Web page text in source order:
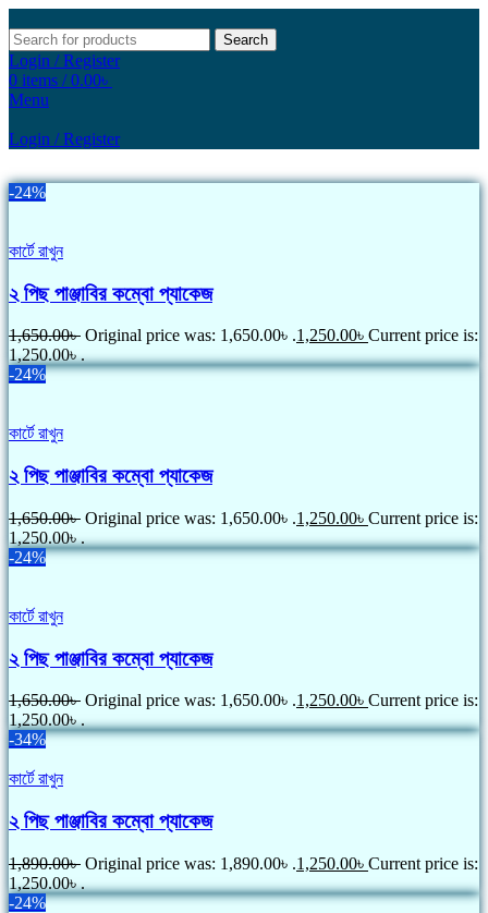
Search
Login / Register
0 items / 0.00৳
Menu
Login / Register
-24%
কার্টে রাখুন
২ পিছ পাঞ্জাবির কম্বো প্যাকেজ
1,650.00৳ Original price was: 1,650.00৳ .1,250.00৳ Current price is:
1,250.00৳ .
-24%
কার্টে রাখুন
২ পিছ পাঞ্জাবির কম্বো প্যাকেজ
1,650.00৳ Original price was: 1,650.00৳ .1,250.00৳ Current price is:
1,250.00৳ .
-24%
কার্টে রাখুন
২ পিছ পাঞ্জাবির কম্বো প্যাকেজ
1,650.00৳ Original price was: 1,650.00৳ .1,250.00৳ Current price is:
1,250.00৳ .
-34%
কার্টে রাখুন
২ পিছ পাঞ্জাবির কম্বো প্যাকেজ
1,890.00৳ Original price was: 1,890.00৳ .1,250.00৳ Current price is:
1,250.00৳ .
-24%